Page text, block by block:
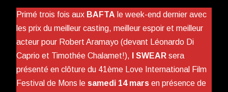
Primé trois fois aux BAFTA le week-end dernier avec
les prix du meilleur casting, meilleur espoir et meilleur
acteur pour Robert Aramayo (devant Léonardo Di
Caprio et Timothée Chalamet!),
I SWEAR sera
présenté en clôture du 41ème Love International Film
Festival de Mons le samedi 14 mars en présence de